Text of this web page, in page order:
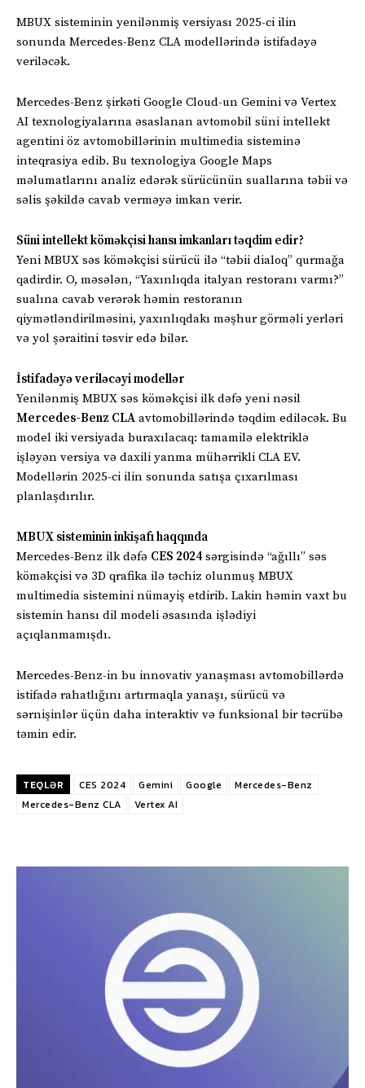
MBUX sisteminin yenilənmiş versiyası 2025-ci ilin
sonunda Mercedes-Benz CLA modellərində istifadəyə
veriləcək.
Mercedes-Benz şirkəti Google Cloud-un Gemini və Vertex
AI texnologiyalarına əsaslanan avtomobil süni intellekt
agentini öz avtomobillərinin multimedia sisteminə
inteqrasiya edib. Bu texnologiya Google Maps
məlumatlarını analiz edərək sürücünün suallarına təbii və
səlis şəkildə cavab verməyə imkan verir.
Süni intellekt köməkçisi hansı imkanları təqdim edir?
Yeni MBUX səs köməkçisi sürücü ilə “təbii dialoq” qurmağa
qadirdir. O, məsələn, “Yaxınlıqda italyan restoranı varmı?”
sualına cavab verərək həmin restoranın
qiymətləndirilməsini, yaxınlıqdakı məşhur görməli yerləri
və yol şəraitini təsvir edə bilər.
İstifadəyə veriləcəyi modellər
Yenilənmiş MBUX səs köməkçisi ilk dəfə yeni nəsil
Mercedes-Benz CLA avtomobillərində təqdim ediləcək. Bu
model iki versiyada buraxılacaq: tamamilə elektriklə
işləyən versiya və daxili yanma mühərrikli CLA EV.
Modellərin 2025-ci ilin sonunda satışa çıxarılması
planlaşdırılır.
MBUX sisteminin inkişafı haqqında
Mercedes-Benz ilk dəfə CES 2024 sərgisində “ağıllı” səs
köməkçisi və 3D qrafika ilə təchiz olunmuş MBUX
multimedia sistemini nümayiş etdirib. Lakin həmin vaxt bu
sistemin hansı dil modeli əsasında işlədiyi
açıqlanmamışdı.
Mercedes-Benz-in bu innovativ yanaşması avtomobillərdə
istifadə rahatlığını artırmaqla yanaşı, sürücü və
sərnişinlər üçün daha interaktiv və funksional bir təcrübə
təmin edir.
TEQLƏR CES 2024 Gemini Google
Mercedes-Benz
Mercedes-Benz CLA
Vertex AI